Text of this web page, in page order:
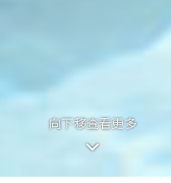
向下移查看更多
向下移查看更多